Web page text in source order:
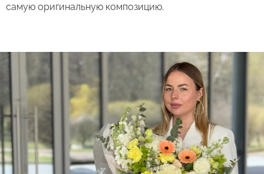
самую оригинальную композицию.